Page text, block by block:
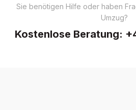
Sie benötigen Hilfe oder haben
Umzug?
Kostenlose Beratung: